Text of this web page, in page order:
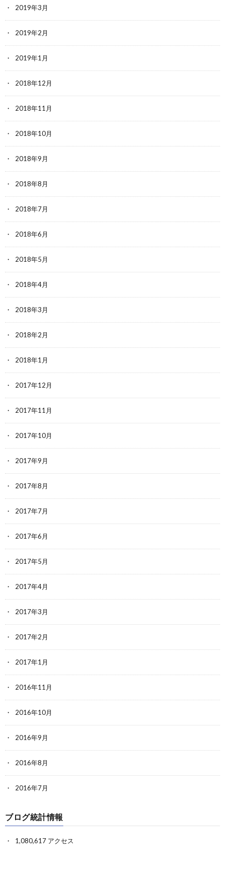
2019年3月
2019年2月
2019年1月
2018年12月
2018年11月
2018年10月
2018年9月
2018年8月
2018年7月
2018年6月
2018年5月
2018年4月
2018年3月
2018年2月
2018年1月
2017年12月
2017年11月
2017年10月
2017年9月
2017年8月
2017年7月
2017年6月
2017年5月
2017年4月
2017年3月
2017年2月
2017年1月
2016年11月
2016年10月
2016年9月
2016年8月
2016年7月
ブログ統計情報
1,080,617 アクセス